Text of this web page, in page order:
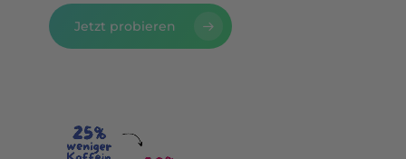
Jetzt probieren